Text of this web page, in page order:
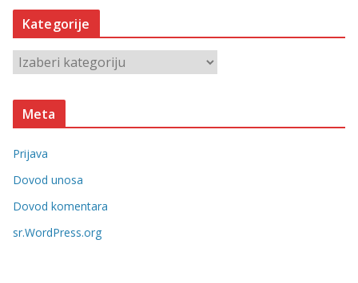
h
v
Kategorije
a
t
o
r
e
Meta
Prijava
Dovod unosa
Dovod komentara
sr.WordPress.org